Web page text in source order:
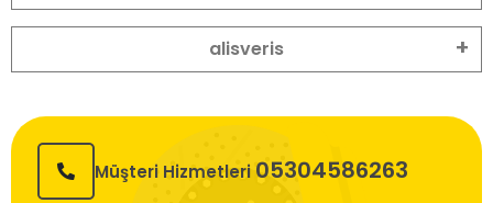
alisveris
Müşteri Hizmetleri 05304586263